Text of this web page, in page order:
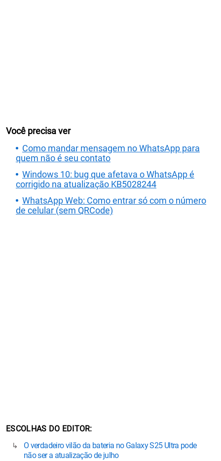
Você precisa ver
Como mandar mensagem no WhatsApp para
quem não é seu contato
Windows 10: bug que afetava o WhatsApp é
corrigido na atualização KB5028244
WhatsApp Web: Como entrar só com o número
de celular (sem QRCode)
ESCOLHAS DO EDITOR
O verdadeiro vilão da bateria no Galaxy S25 Ultra pode
não ser a atualização de julho